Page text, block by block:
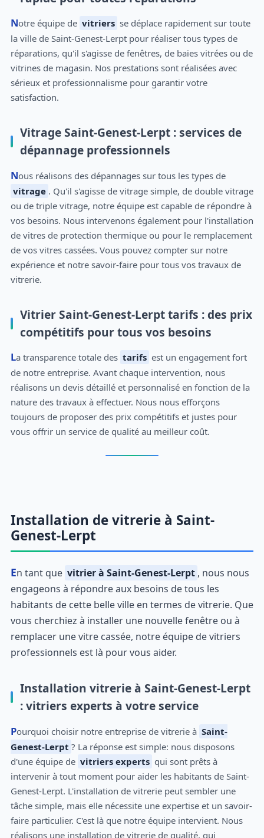
Notre équipe de vitriers se déplace rapidement sur toute
la ville de Saint-Genest-Lerpt pour réaliser tous types de
réparations, qu'il s'agisse de fenêtres, de baies vitrées ou de
vitrines de magasin. Nos prestations sont réalisées avec
sérieux et professionnalisme pour garantir votre
satisfaction.
Vitrage Saint-Genest-Lerpt : services de
dépannage professionnels
Nous réalisons des dépannages sur tous les types de
vitrage . Qu'il s'agisse de vitrage simple, de double vitrage
ou de triple vitrage, notre équipe est capable de répondre à
vos besoins. Nous intervenons également pour l'installation
de vitres de protection thermique ou pour le remplacement
de vos vitres cassées. Vous pouvez compter sur notre
expérience et notre savoir-faire pour tous vos travaux de
vitrerie.
Vitrier Saint-Genest-Lerpt tarifs : des prix
compétitifs pour tous vos besoins
La transparence totale des tarifs est un engagement fort
de notre entreprise. Avant chaque intervention, nous
réalisons un devis détaillé et personnalisé en fonction de la
nature des travaux à effectuer. Nous nous efforçons
toujours de proposer des prix compétitifs et justes pour
vous offrir un service de qualité au meilleur coût.
Installation de vitrerie à Saint-
Genest-Lerpt
En tant que vitrier à Saint-Genest-Lerpt , nous nous
engageons à répondre aux besoins de tous les
habitants de cette belle ville en termes de vitrerie. Que
vous cherchiez à installer une nouvelle fenêtre ou à
remplacer une vitre cassée, notre équipe de vitriers
professionnels est là pour vous aider.
Installation vitrerie à Saint-Genest-Lerpt
: vitriers experts à votre service
Pourquoi choisir notre entreprise de vitrerie à Saint-
Genest-Lerpt ? La réponse est simple: nous disposons
d'une équipe de vitriers experts qui sont prêts à
intervenir à tout moment pour aider les habitants de Saint-
Genest-Lerpt. L'installation de vitrerie peut sembler une
tâche simple, mais elle nécessite une expertise et un savoir-
faire particulier. C'est là que notre équipe intervient. Nous
réalisons une installation de vitrerie de qualité, qui